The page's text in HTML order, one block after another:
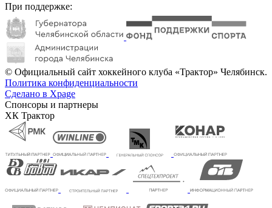
При поддержке:
© Официальный сайт хоккейного клуба «Трактор» Челябинск.
Политика конфиденциальности
Сделано в Xpage
Спонсоры и партнеры
ХК Трактор